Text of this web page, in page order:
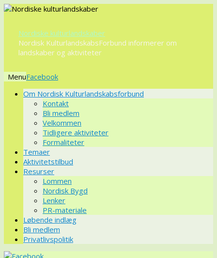
Nordiske kulturlandskaber
Nordisk KulturlandskabsForbund informerer om
landskaber og aktiviteter
Menu
VidereOm Nordisk Kulturlandskabsforbund
Kontakt
Bli medlem
Velkommen
Tidligere aktiviteter
Formaliteter
Temaer
Aktivitetstilbud
Resurser
Lommen
Nordisk Bygd
Lenker
PR-materiale
Løbende indlæg
Bli medlem
Privatlivspolitik